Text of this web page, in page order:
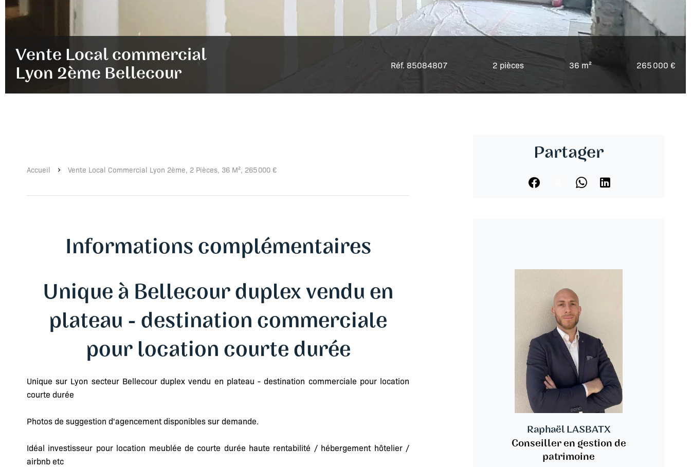
Vente Local commercial
Lyon 2ème Bellecour
Réf. 85084807 2 pièces 36 m² 265 000 €
Accueil Vente Local Commercial Lyon 2ème, 2 Pièces, 36 M², 265 000 €
Informations complémentaires
Unique à Bellecour duplex vendu en
plateau - destination commerciale
pour location courte durée
Unique sur Lyon secteur Bellecour duplex vendu en plateau - destination commerciale pour location
courte durée
Photos de suggestion d'agencement disponibles sur demande.
Idéal investisseur pour location meublée de courte durée haute rentabilité / hébergement hôtelier /
airbnb etc
Partager
Raphaël LASBATX
Conseiller en gestion de
patrimoine